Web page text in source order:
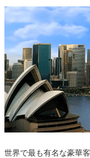
世界で最も有名な豪華